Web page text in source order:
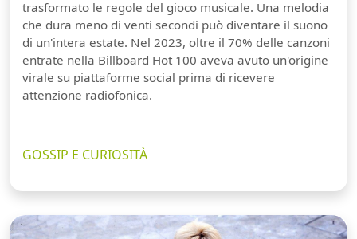
trasformato le regole del gioco musicale. Una melodia
che dura meno di venti secondi può diventare il suono
di un'intera estate. Nel 2023, oltre il 70% delle canzoni
entrate nella Billboard Hot 100 aveva avuto un'origine
virale su piattaforme social prima di ricevere
attenzione radiofonica.
GOSSIP E CURIOSITÀ